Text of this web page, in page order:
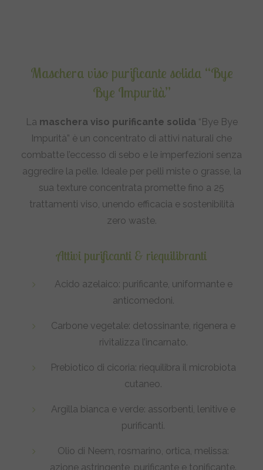
Maschera viso purificante solida “Bye
Bye Impurità”
La maschera viso purificante solida “Bye Bye
Impurità” è un concentrato di attivi naturali che
combatte l’eccesso di sebo e le imperfezioni senza
aggredire la pelle. Ideale per pelli miste o grasse, la
sua texture concentrata promette fino a 25
trattamenti viso, unendo efficacia e sostenibilità
zero waste.
Attivi purificanti & riequilibranti
Acido azelaico: purificante, uniformante e
anticomedoni.
Carbone vegetale: detossinante, rigenera e
rivitalizza l’incarnato.
Prebiotico di cicoria: riequilibra il microbiota
cutaneo.
Argilla bianca e verde: assorbenti, lenitive e
purificanti.
Olio di Neem, rosmarino, ortica, melissa:
azione astringente, purificante e tonificante.